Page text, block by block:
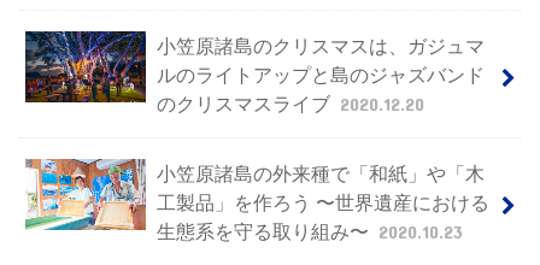
小笠原諸島のクリスマスは、ガジュマ
ルのライトアップと島のジャズバンド
のクリスマスライブ 2020.12.20
小笠原諸島の外来種で「和紙」や「木
工製品」を作ろう 〜世界遺産における
生態系を守る取り組み〜 2020.10.23